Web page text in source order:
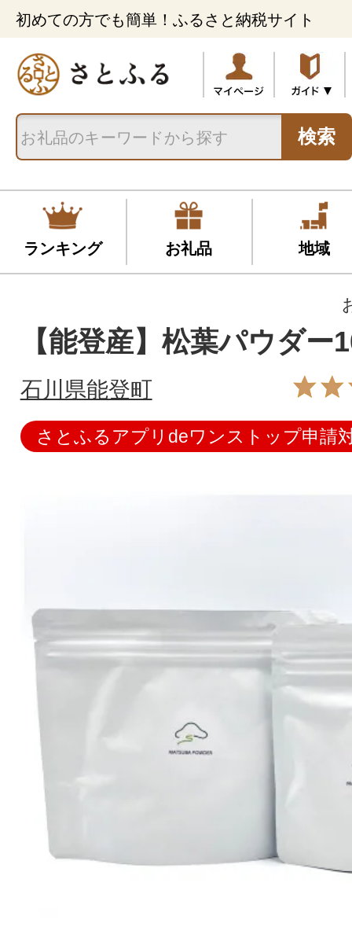
初めての方でも簡単！ふるさと納税サイト
検索
ランキング お礼品 地域
【能登産】松葉パウダー
石川県能登町
さとふるアプリdeワンストップ申請